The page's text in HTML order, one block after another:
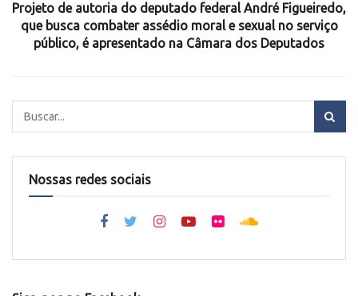
Projeto de autoria do deputado federal André Figueiredo,
que busca combater assédio moral e sexual no serviço
público, é apresentado na Câmara dos Deputados
Nossas redes sociais